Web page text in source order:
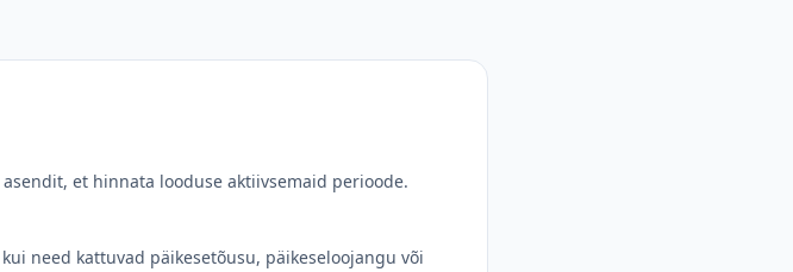
et hinnata looduse aktiivsemaid perioode.
need kattuvad päikesetõusu, päikeseloojangu või